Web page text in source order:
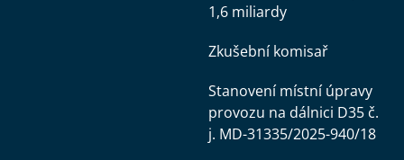
1,6 miliardy
Zkušební komisař
Stanovení místní úpravy
provozu na dálnici D35 č.
j. MD-31335/2025-940/18